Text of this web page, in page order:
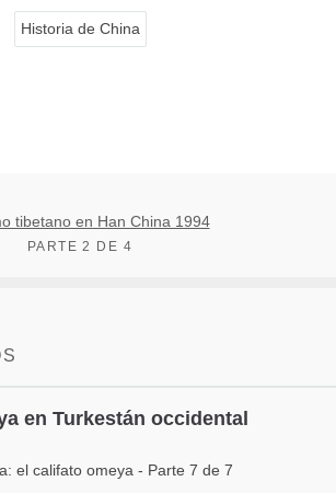
Historia de China
tibetano en Han China 1994
PARTE 2 DE 4
en Turkestán occidental
el califato omeya - Parte 7 de 7